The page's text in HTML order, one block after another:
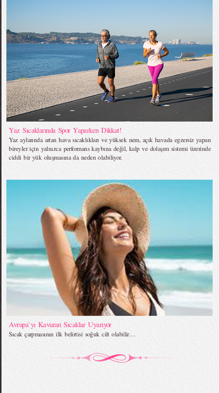
Yaz Sıcaklarında Spor Yaparken Dikkat!
Yaz aylarında artan hava sıcaklıkları ve yüksek nem, açık havada egzersiz yapan
bireyler için yalnızca performans kaybına değil, kalp ve dolaşım sistemi üzerinde
ciddi bir yük oluşmasına da neden olabiliyor.
Avrupa`yı Kavuran Sıcaklar Uyarıyor
Sıcak çarpmasının ilk belirtisi soğuk cilt olabilir…